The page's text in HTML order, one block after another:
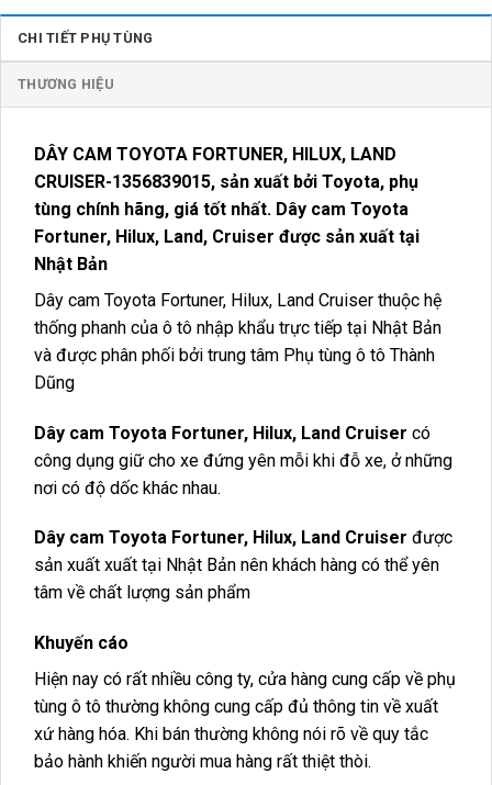
CHI TIẾT PHỤ TÙNG
THƯƠNG HIỆU
DÂY CAM TOYOTA FORTUNER, HILUX, LAND
CRUISER-1356839015, sản xuất bởi Toyota, phụ
tùng chính hãng, giá tốt nhất. Dây cam Toyota
Fortuner, Hilux, Land, Cruiser được sản xuất tại
Nhật Bản
Dây cam Toyota Fortuner, Hilux, Land Cruiser thuộc hệ
thống phanh của ô tô nhập khẩu trực tiếp tại Nhật Bản
và được phân phối bởi trung tâm Phụ tùng ô tô Thành
Dũng
Dây cam Toyota Fortuner, Hilux, Land Cruiser có
công dụng giữ cho xe đứng yên mỗi khi đỗ xe, ở những
nơi có độ dốc khác nhau.
Dây cam Toyota Fortuner, Hilux, Land Cruiser được
sản xuất xuất tại Nhật Bản nên khách hàng có thể yên
tâm về chất lượng sản phẩm
Khuyến cáo
Hiện nay có rất nhiều công ty, cửa hàng cung cấp về phụ
tùng ô tô thường không cung cấp đủ thông tin về xuất
xứ hàng hóa. Khi bán thường không nói rõ về quy tắc
bảo hành khiến người mua hàng rất thiệt thòi.